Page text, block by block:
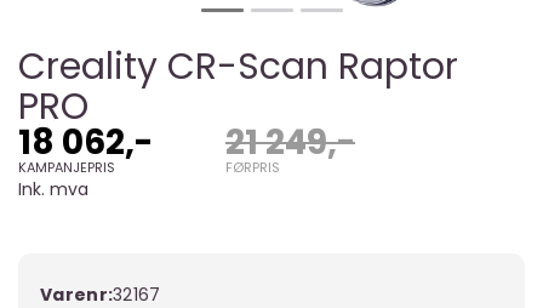
Creality CR-Scan Raptor
PRO
18 062,-
KAMPANJEPRIS
21 249,-
FØRPRIS
Ink. mva
Varenr:32167